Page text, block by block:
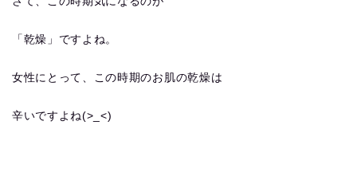
「乾燥」ですよね。
女性にとって、この時期のお肌の乾燥は
辛いですよね(>_<)